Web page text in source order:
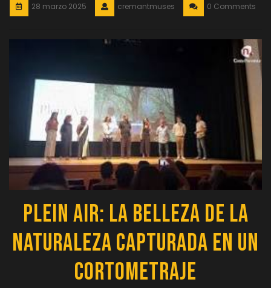
28 marzo 2025 cremantmuses 0 Comments
Plein Air: La Belleza de la
Naturaleza Capturada en un
Cortometraje